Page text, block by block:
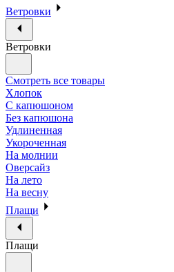
Ветровки
Ветровки
Смотреть все товары
Хлопок
С капюшоном
Без капюшона
Удлиненная
Укороченная
На молнии
Оверсайз
На лето
На весну
Плащи
Плащи